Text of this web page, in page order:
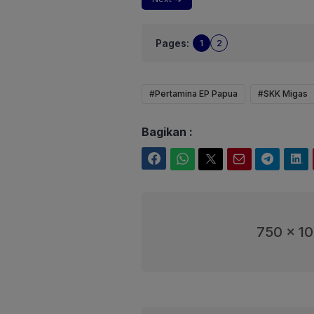
Pages: 1 2
#Pertamina EP Papua #SKK Migas
Bagikan :
750 x